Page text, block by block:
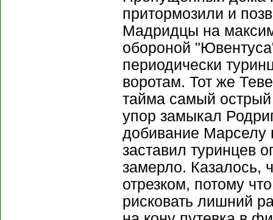
притормозили и
Мадридцы на
обороной
периодически
воротам. Тот же
тайма самый
упор замыкал
добивание Марселу
заставил туринцев
замерло. Казалось,
отрезком, потому
рисковать лишний